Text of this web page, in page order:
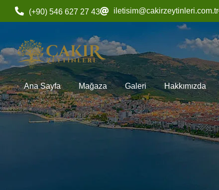
(+90) 546 627 27 43 iletisim@cakirzeytinleri.com.tr
Ana Sayfa Mağaza Galeri Hakkımızda